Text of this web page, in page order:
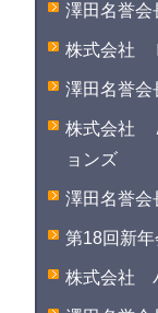
澤田名誉会
株式会社
澤田名誉会
株式会社
ョンズ
澤田名誉会
第18回新
株式会社